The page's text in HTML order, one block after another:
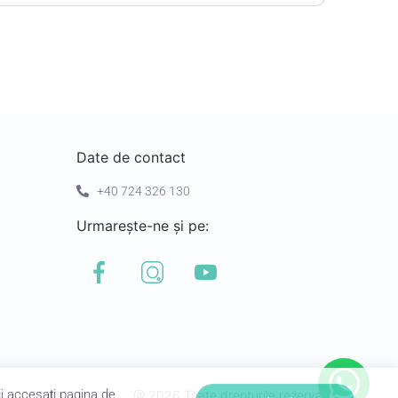
Date de contact
+40 724 326 130
Urmarește-ne și pe:
@ 2026 Toate drepturile rezervate
Am înțeles